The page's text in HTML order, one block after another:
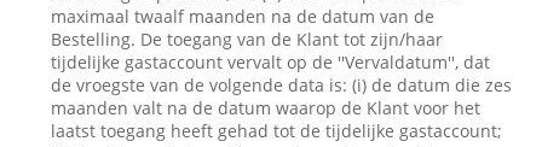
maximaal twaalf maanden na de datum van de
Bestelling. De toegang van de Klant tot zijn/haar
tijdelijke gastaccount vervalt op de ''Vervaldatum'', dat
de vroegste van de volgende data is: (i) de datum die zes
maanden valt na de datum waarop de Klant voor het
laatst toegang heeft gehad tot de tijdelijke gastaccount;